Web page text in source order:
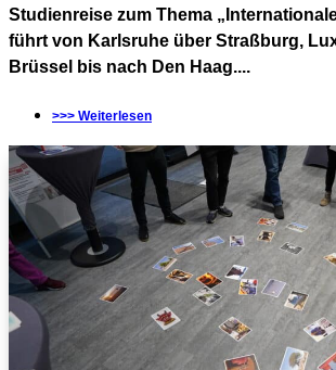
Studienreise zum Thema
führt von Karlsruhe über Straßburg,
Brüssel bis nach Den Haag....
>>> Weiterlesen